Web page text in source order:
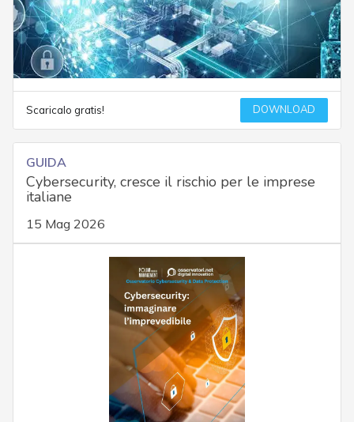
Scaricalo gratis! DOWNLOAD
GUIDA
Cybersecurity, cresce il rischio per le imprese
italiane
15 Mag 2026